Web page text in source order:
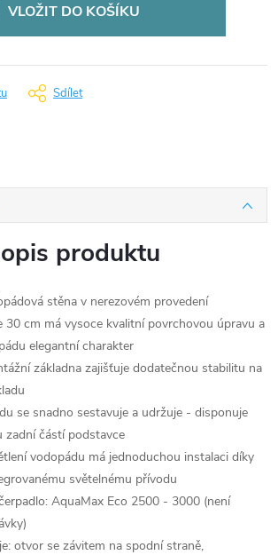
VLOŽIT DO KOŠÍKU
Sdílet
produktu
stěna v nerezovém provedení
30 cm má vysoce kvalitní povrchovou úpravu a
elegantní charakter
základna zajišťuje dodatečnou stabilitu na
se snadno sestavuje a udržuje - disponuje
zadní částí podstavce
vodopádu má jednoduchou instalaci díky
světelnému přívodu
AquaMax Eco 2500 - 3000 (není
otvor se závitem na spodní straně,